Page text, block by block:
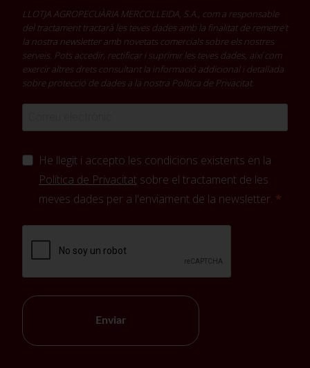
LLOTJA AGROPECUÀRIA MERCOLLEIDA, S.A., com a responsable
del tractament tractarà les teves dades amb la finalitat de remetre't
la nostra newsletter amb novetats comercials sobre els nostres
serveis. Pots accedir, rectificar i suprimir les teves dades, així com
exercir altres drets consultant la informació addicional i detallada
sobre protecció de dades a la nostra Política de Privacitat.
He llegit i accepto les condicions existents en la
Política de Privacitat sobre el tractament de les
meves dades per a l'enviament de la newsletter.
Enviar